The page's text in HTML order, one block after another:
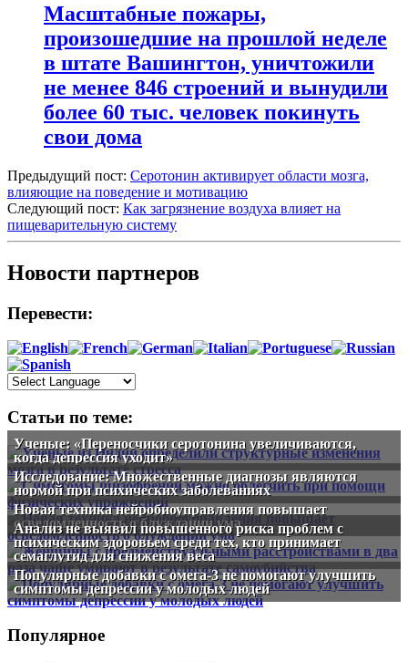
Масштабные пожары,
произошедшие на прошлой неделе
в штате Вашингтон, уничтожили
не менее 846 строений и вынудили
более 60 тыс. человек покинуть
свои дома
Предыдущий пост: Серотонин активирует области мозга,
влияющие на поведение и мотивацию
Следующий пост: Как загрязнение воздуха влияет на
пищеварительную систему
Новости партнеров
Перевести:
Статьи по теме:
Ученые: «Переносчики серотонина увеличиваются,
когда депрессия уходит»
Исследование: Множественные диагнозы являются
нормой при психических заболеваниях
Новая техника нейробиоуправления повышает
осведомленность о блуждании ума
Анализ не выявил повышенного риска проблем с
психическим здоровьем среди тех, кто принимает
семаглутид для снижения веса
Популярные добавки с омега-3 не помогают улучшить
симптомы депрессии у молодых людей
Популярное